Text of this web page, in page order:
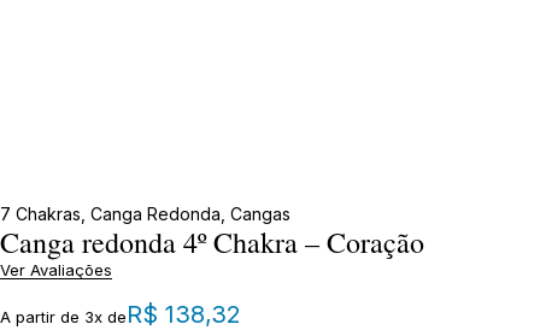
7 Chakras Canga Redonda Cangas
Canga redonda 4º Chakra – Coração
Ver Avaliações
A partir de 3x deR$ 138,32